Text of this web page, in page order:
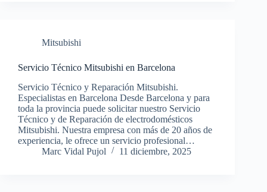
Mitsubishi
Servicio Técnico Mitsubishi en Barcelona
Servicio Técnico y Reparación Mitsubishi.
Especialistas en Barcelona Desde Barcelona y para
toda la provincia puede solicitar nuestro Servicio
Técnico y de Reparación de electrodomésticos
Mitsubishi. Nuestra empresa con más de 20 años de
experiencia, le ofrece un servicio profesional…
Marc Vidal Pujol
11 diciembre, 2025